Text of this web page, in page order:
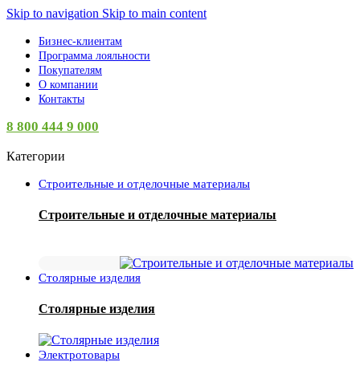
Skip to navigation Skip to main content
Бизнес-клиентам
Программа лояльности
Покупателям
О компании
Контакты
8 800 444 9 000
Категории
Строительные и отделочные материалы
Строительные и отделочные материалы
Столярные изделия
Столярные изделия
Электротовары